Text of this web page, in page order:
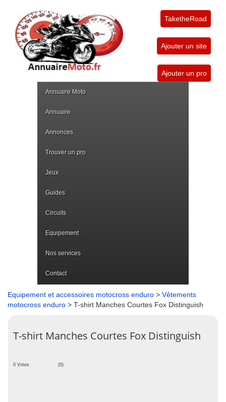
TaketheRoad
Ajouter un site
Ajouter un pro
Annuaire Moto
Annuaire
Annonces
Trouver un pro
Jeux
Guides
Circuits
Equipement
Nos services
Contact
Equipement et accessoires motocross enduro > Vêtements
motocross enduro > T-shirt Manches Courtes Fox Distinguish
T-shirt Manches Courtes Fox Distinguish
0 Votes (0)